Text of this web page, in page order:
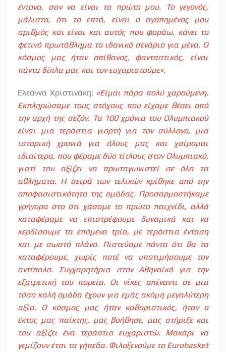
έντονα, σαν να είναι το πρώτο μου. Το γεγονός,
μάλιστα, ότι το επτά, είναι ο αγαπημένος μου
αριθμός και είναι και αυτός που φοράω, κάνει το
φετινό πρωτάθλημα το ιδανικό σενάριο για μένα. Ο
κόσμος μας ήταν απίθανος, φανταστικός, είναι
πάντα δίπλα μας και τον ευχαριστούμε».
Ελεάννα Χριστινάκη: «Είμαι πάρα πολύ χαρούμενη.
Εκπληρώσαμε τους στόχους που είχαμε θέσει από
την αρχή της σεζόν. Τα 100 χρόνια του Ολυμπιακού
είναι μια τεράστια γιορτή για τον σύλλογο, μια
ιστορική χρονιά για όλους μας και χαίρομαι
ιδιαίτερα, που φέραμε δύο τίτλους στον Ολυμπιακό,
γιατί του αξίζει να πρωταγωνιστεί σε όλα τα
αθλήματα. Η σειρά των τελικών κρίθηκε από την
αποφασιστικότητα της ομάδας. Προσαρμοστήκαμε
γρήγορα στο ότι χάσαμε το πρώτο παιχνίδι, αλλά
καταφέραμε να επιστρέψουμε δυναμικά και να
κερδίσουμε τα επόμενα τρία, με τεράστια ένταση
και με σωστό πλάνο. Πιστεύαμε πάντα ότι θα τα
καταφέρουμε, χωρίς ποτέ να υποτιμήσουμε τον
αντίπαλο. Συγχαρητήρια στον Αθηναϊκό για την
εξαιρετική του πορεία. Οι νίκες απέναντι σε μια
τόσο καλή ομάδα έχουν για εμάς ακόμη μεγαλύτερη
αξία. Ο κόσμος μας ήταν καθοριστικός, ήταν ο
έκτος μας παίκτης, μας βοήθησε, μας στήριξε και
του αξίζει ένα τεράστιο ευχαριστώ. Μακάρι να
γεμίζουν έτσι τα γήπεδα. Φιλοξενούμε το Eurobasket